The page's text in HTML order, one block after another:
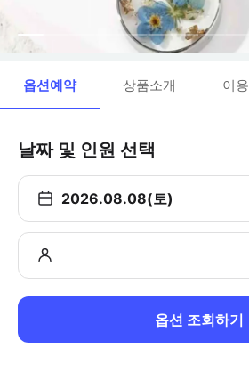
옵션예약 상품소개 이
날짜 및 인원 선택
2026.08.08(토)
옵션 조회하기